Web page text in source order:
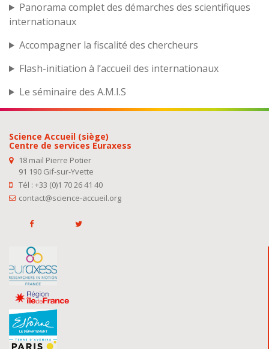
Panorama complet des démarches des scientifiques
internationaux
Accompagner la fiscalité des chercheurs
Flash-initiation à l’accueil des internationaux
Le séminaire des A.M.I.S
Science Accueil (siège)
Centre de services Euraxess
18 mail Pierre Potier
91 190 Gif-sur-Yvette
Tél : +33 (0)1 70 26 41 40
contact@science-accueil.org